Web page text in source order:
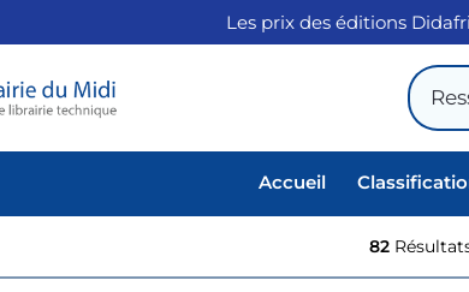
Les prix des éditions
Accueil
82